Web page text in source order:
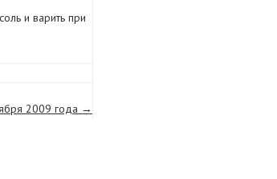
и варить при
2009 года →